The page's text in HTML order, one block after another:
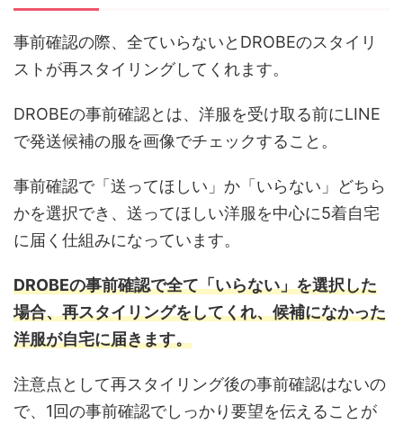
事前確認の際、全ていらないとDROBEのスタイリ
ストが再スタイリングしてくれます。
DROBEの事前確認とは、洋服を受け取る前にLINE
で発送候補の服を画像でチェックすること。
事前確認で「送ってほしい」か「いらない」どちら
かを選択でき、送ってほしい洋服を中心に5着自宅
に届く仕組みになっています。
DROBEの事前確認で全て「いらない」を選択した
場合、再スタイリングをしてくれ、候補になかった
洋服が自宅に届きます。
注意点として再スタイリング後の事前確認はないの
で、1回の事前確認でしっかり要望を伝えることが